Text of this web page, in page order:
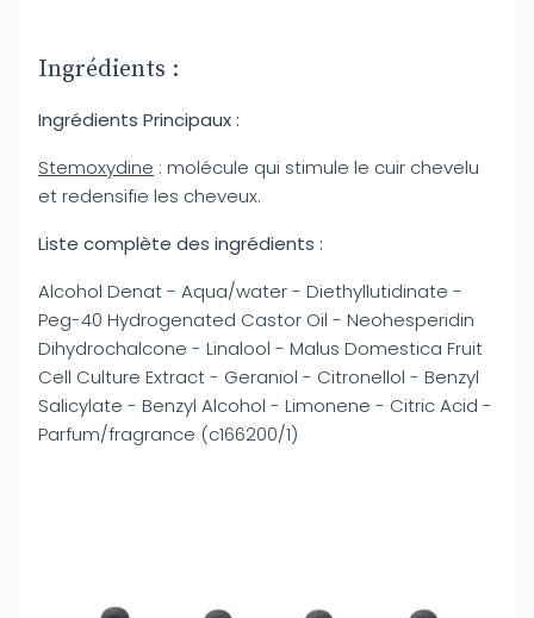
Ingrédients :
Ingrédients Principaux :
Stemoxydine : molécule qui stimule le cuir chevelu
et redensifie les cheveux.
Liste complète des ingrédients :
Alcohol Denat - Aqua/water - Diethyllutidinate -
Peg-40 Hydrogenated Castor Oil - Neohesperidin
Dihydrochalcone - Linalool - Malus Domestica Fruit
Cell Culture Extract - Geraniol - Citronellol - Benzyl
Salicylate - Benzyl Alcohol - Limonene - Citric Acid -
Parfum/fragrance (c166200/1)